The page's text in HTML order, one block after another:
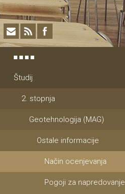
Študij
2. stopnja
Geotehnologija (MAG)
Ostale informacije
Način ocenjevanja
Pogoji za napredovanje